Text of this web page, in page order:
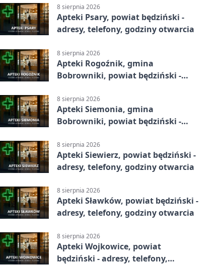
8 sierpnia 2026
Apteki Psary, powiat będziński -
adresy, telefony, godziny otwarcia
8 sierpnia 2026
Apteki Rogoźnik, gmina
Bobrowniki, powiat będziński -
8 sierpnia 2026
Apteki Siemonia, gmina
Bobrowniki, powiat będziński -
8 sierpnia 2026
Apteki Siewierz, powiat będziński -
adresy, telefony, godziny otwarcia
8 sierpnia 2026
Apteki Sławków, powiat będziński -
adresy, telefony, godziny otwarcia
8 sierpnia 2026
Apteki Wojkowice, powiat
będziński - adresy, telefony,